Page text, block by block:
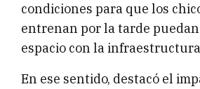
condiciones para que los
entrenan por la tarde
espacio con la
En ese sentido, destacó el